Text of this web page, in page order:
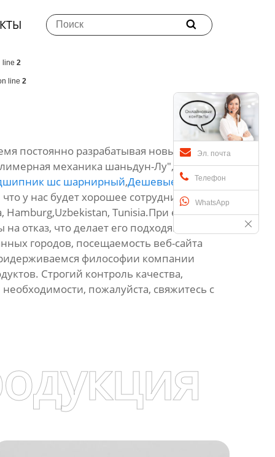

Эл. почта
Телефон
WhatsApp
line 2
line 2
постоянно разрабатывая новые
механика шаньдун-Лу",
шс шарнирный,Дешевые газель
у нас будет хорошее сотрудничество в
Hamburg,Uzbekistan, Tunisia.При его
отказ, что делает его подходящим для
городов, посещаемость веб-сайта
философии компании
Строгий контроль качества,
пожалуйста, свяжитесь с